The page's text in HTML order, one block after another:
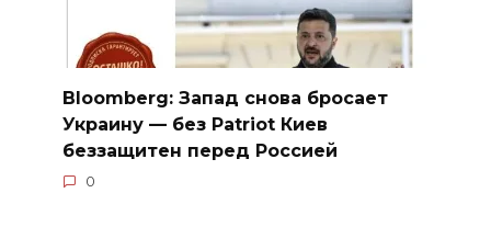
Bloomberg: Запад снова бросает
Украину — без Patriot Киев
беззащитен перед Россией
0